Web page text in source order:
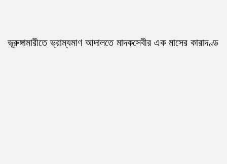
ভূরুঙ্গামারীতে ভ্রাম্যমাণ আদালতে মাদকসেবীর এক মাসের কারাদণ্ড